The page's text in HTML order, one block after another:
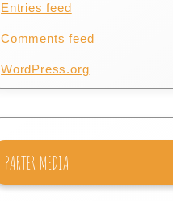
Entries feed
Comments feed
WordPress.org
PARTER MEDIA